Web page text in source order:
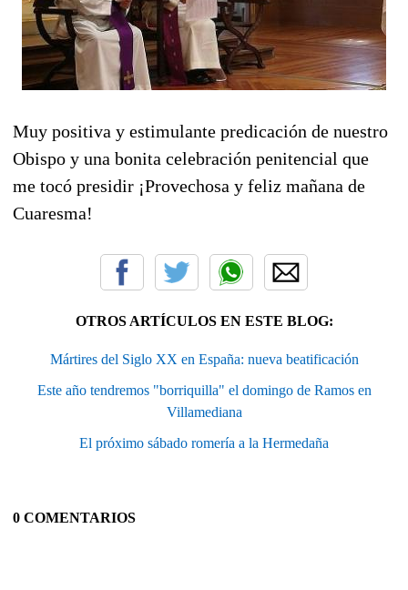
Muy positiva y estimulante predicación de nuestro
Obispo y una bonita celebración penitencial que
me tocó presidir ¡Provechosa y feliz mañana de
Cuaresma!
OTROS ARTÍCULOS EN ESTE BLOG:
Mártires del Siglo XX en España: nueva beatificación
Este año tendremos "borriquilla" el domingo de Ramos en
Villamediana
El próximo sábado romería a la Hermedaña
0 COMENTARIOS